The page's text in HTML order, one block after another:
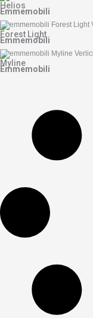
Helios
Emmemobili
Forest Light
Emmemobili
Myline
Emmemobili